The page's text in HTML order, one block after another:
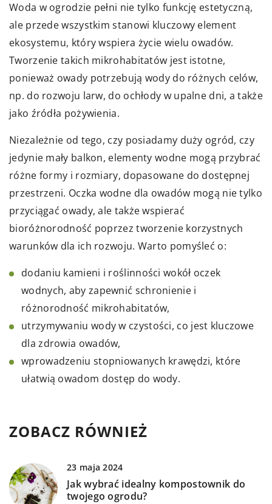
Woda w ogrodzie pełni nie tylko funkcję estetyczną,
ale przede wszystkim stanowi kluczowy element
ekosystemu, który wspiera życie wielu owadów.
Tworzenie takich mikrohabitatów jest istotne,
ponieważ owady potrzebują wody do różnych celów,
np. do rozwoju larw, do ochłody w upalne dni, a także
jako źródła pożywienia.
Niezależnie od tego, czy posiadamy duży ogród, czy
jedynie mały balkon, elementy wodne mogą przybrać
różne formy i rozmiary, dopasowane do dostępnej
przestrzeni. Oczka wodne dla owadów mogą nie tylko
przyciągać owady, ale także wspierać
bioróżnorodność poprzez tworzenie korzystnych
warunków dla ich rozwoju. Warto pomyśleć o:
dodaniu kamieni i roślinności wokół oczek
wodnych, aby zapewnić schronienie i
różnorodność mikrohabitatów,
utrzymywaniu wody w czystości, co jest kluczowe
dla zdrowia owadów,
wprowadzeniu stopniowanych krawędzi, które
ułatwią owadom dostęp do wody.
ZOBACZ RÓWNIEŻ
23 maja 2024
Jak wybrać idealny kompostownik do
twojego ogrodu?